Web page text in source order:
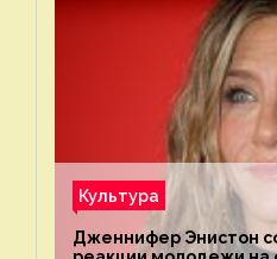
Культура
Дженнифер Энистон